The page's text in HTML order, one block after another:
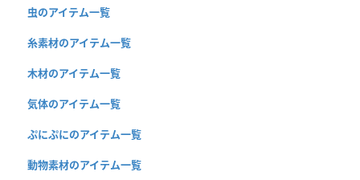
虫のアイテム一覧
糸素材のアイテム一覧
木材のアイテム一覧
気体のアイテム一覧
ぷにぷにのアイテム一覧
動物素材のアイテム一覧